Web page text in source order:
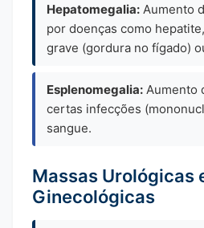
Hepatomegalia: Aumento
por doenças como
grave (gordura no fígado)
Esplenomegalia: Aumento
certas infecções
sangue.
Massas Urológicas
Ginecológicas